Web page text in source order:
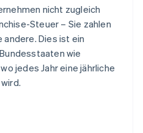
nicht zugleich
Steuer – Sie zahlen
Dies ist ein
wie
jedes Jahr eine jährliche